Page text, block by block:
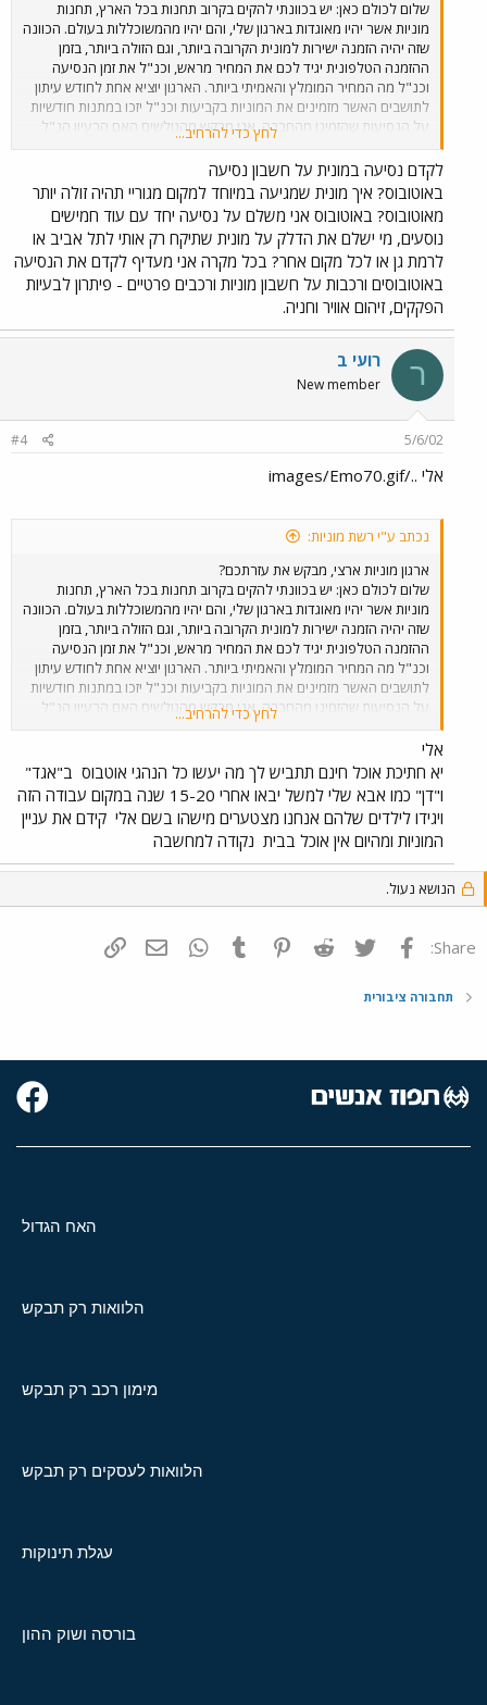
שלום לכולם כאן: יש בכוונתי להקים בקרוב תחנות בכל הארץ, תחנות
מוניות אשר יהיו מאוגדות בארגון שלי, והם יהיו מהמשוכללות בעולם. הכוונה
שזה יהיה הזמנה ישירות למונית הקרובה ביותר, וגם הזולה ביותר, בזמן
ההזמנה הטלפונית יגיד לכם את המחיר מראש, וכנ"ל את זמן הנסיעה
וכנ"ל מה המחיר המומלץ והאמיתי ביותר. הארגון יוציא אחת לחודש עיתון
לתושבים האשר מזמינים את המוניות בקביעות וכנ"ל יזכו במתנות חודשיות
על הנסיעות שהזמינו מהחברה. אני מבקש מהגולשים האם הרעיון הנ"ל
יעבוד על אזרחי המדינה אשר נוסעים במוניות. ומה לדעתכם צריך הארגון
לפרסם ברדיו כדי לקדם שיסעו במוניות מאשר באוטובוסים הציבוריים
לנוסע במוניות, וכנ"ל להגיד שבמונית זול יותר מאשר באוטובוס והחשוב
המגיע מהר יותר ועד המקום. מחכה לתגובות מכם וכן לקבל יעוץ מה צריך
לתקן ומה הייתם רוצים מהמוניות שייתנו לכם. וכנ"ל מארגון בכבוד רב אלי
לחץ כדי להרחיב...
לקדם נסיעה במונית על חשבון נסיעה
באוטובוס? איך מונית שמגיעה במיוחד למקום מגוריי תהיה זולה יותר
מאוטובוס? באוטובוס אני משלם על נסיעה יחד עם עוד חמישים
נוסעים, מי ישלם את הדלק על מונית שתיקח רק אותי לתל אביב או
לרמת גן או לכל מקום אחר? בכל מקרה אני מעדיף לקדם את הנסיעה
באוטובוסים ורכבות על חשבון מוניות ורכבים פרטיים - פיתרון לבעיות
הפקקים, זיהום אוויר וחניה.
ר רועי ב
New member
5/6/02
#4
אלי ../images/Emo70.gif
נכתב ע"י רשת מוניות:
ארגון מוניות ארצי, מבקש את עזרתכם?
שלום לכולם כאן: יש בכוונתי להקים בקרוב תחנות בכל הארץ, תחנות
מוניות אשר יהיו מאוגדות בארגון שלי, והם יהיו מהמשוכללות בעולם. הכוונה
שזה יהיה הזמנה ישירות למונית הקרובה ביותר, וגם הזולה ביותר, בזמן
ההזמנה הטלפונית יגיד לכם את המחיר מראש, וכנ"ל את זמן הנסיעה
וכנ"ל מה המחיר המומלץ והאמיתי ביותר. הארגון יוציא אחת לחודש עיתון
לתושבים האשר מזמינים את המוניות בקביעות וכנ"ל יזכו במתנות חודשיות
על הנסיעות שהזמינו מהחברה. אני מבקש מהגולשים האם הרעיון הנ"ל
יעבוד על אזרחי המדינה אשר נוסעים במוניות. ומה לדעתכם צריך הארגון
לפרסם ברדיו כדי לקדם שיסעו במוניות מאשר באוטובוסים הציבוריים
לנוסע במוניות, וכנ"ל להגיד שבמונית זול יותר מאשר באוטובוס והחשוב
המגיע מהר יותר ועד המקום. מחכה לתגובות מכם וכן לקבל יעוץ מה צריך
לתקן ומה הייתם רוצים מהמוניות שייתנו לכם. וכנ"ל מארגון בכבוד רב אלי
לחץ כדי להרחיב...
אלי
יא חתיכת אוכל חינם תתביש לך מה יעשו כל הנהגי אוטבוס ב"אגד"
ו"דן" כמו אבא שלי למשל יבאו אחרי 15-20 שנה במקום עבודה הזה
ויגידו לילדים שלהם אנחנו מצטערים מישהו בשם אלי קידם את עניין
המוניות ומהיום אין אוכל בבית נקודה למחשבה
הנושא נעול.
Share: פייסבוק Twitter
Reddit
Pinterest
Tumblr
WhatsAppדואר אלקטרוני
תחבורה ציבורית
האח הגדול
הלוואות רק תבקש
מימון רכב רק תבקש
הלוואות לעסקים רק תבקש
עגלת תינוקות
בורסה ושוק ההון